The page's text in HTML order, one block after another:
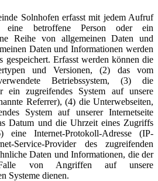
Solnhofen erfasst mit jedem Aufruf
eine betroffene Person oder ein
Reihe von allgemeinen Daten und
Daten und Informationen werden
gespeichert. Erfasst werden können die
und Versionen, (2) das vom
Betriebssystem, (3) die
ein zugreifendes System auf unsere
Referrer), (4) die Unterwebseiten,
System auf unserer Internetseite
Datum und die Uhrzeit eines Zugriffs
Internet-Protokoll-Adresse (IP-
Service-Provider des zugreifenden
Daten und Informationen, die der
von Angriffen auf unsere
Systeme dienen.